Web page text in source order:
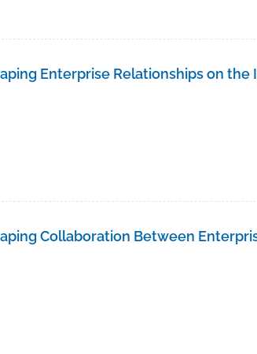
Enterprise Relationships on the
Collaboration Between